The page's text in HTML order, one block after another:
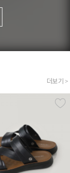
더보기 >
더보기